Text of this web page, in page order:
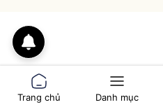
Trang chủ Danh mục